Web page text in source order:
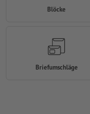
Blöcke
Briefumschläge